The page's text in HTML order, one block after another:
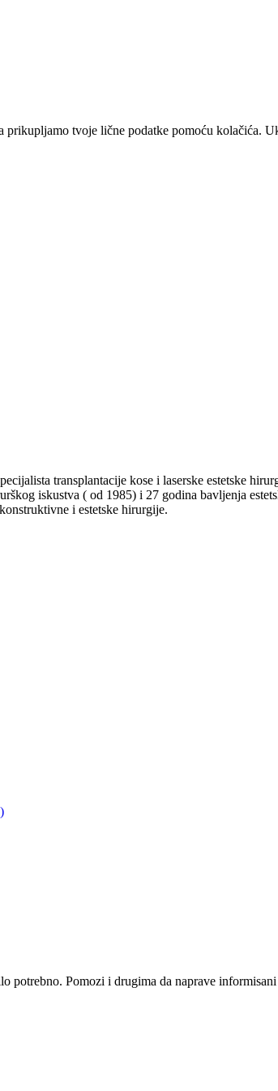
tvoje lične podatke pomoću kolačića.
transplantacije kose i laserske estetske
iskustva ( od 1985) i 27 godina bavljenja
i estetske hirurgije.
)
Pomozi i drugima da naprave